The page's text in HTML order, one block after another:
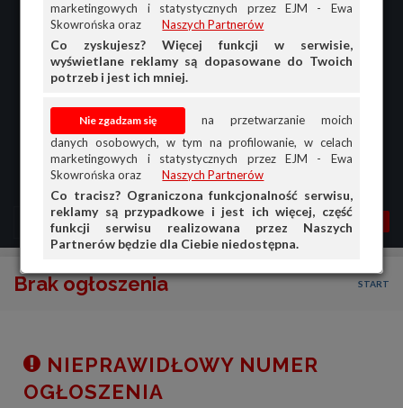
marketingowych i statystycznych przez EJM - Ewa
Skowrońska oraz
Naszych Partnerów
Co zyskujesz? Więcej funkcji w serwisie,
wyświetlane reklamy są dopasowane do Twoich
potrzeb i jest ich mniej.
na przetwarzanie moich
danych osobowych, w tym na profilowanie, w celach
marketingowych i statystycznych przez EJM - Ewa
Skowrońska oraz
Naszych Partnerów
Co tracisz? Ograniczona funkcjonalność serwisu,
reklamy są przypadkowe i jest ich więcej, część
funkcji serwisu realizowana przez Naszych
Partnerów będzie dla Ciebie niedostępna.
MENU MOJA AG
Brak ogłoszenia START
NIEPRAWIDŁOWY NUMER
OGŁOSZENIA